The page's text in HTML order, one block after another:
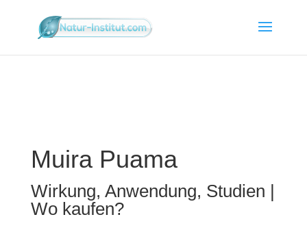
Muira Puama
Wirkung, Anwendung, Studien |
Wo kaufen?